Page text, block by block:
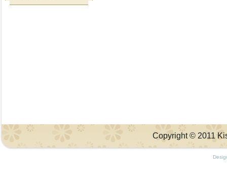
Copyright © 2011